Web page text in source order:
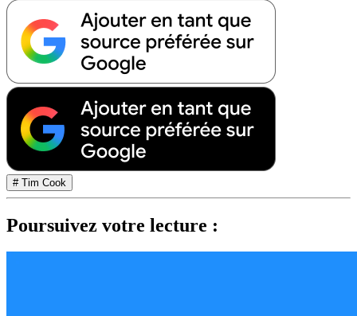
# Tim Cook
Poursuivez votre lecture :